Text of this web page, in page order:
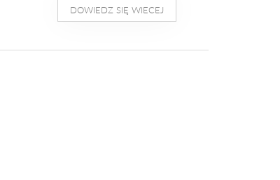
DOWIEDZ SIĘ WIECEJ